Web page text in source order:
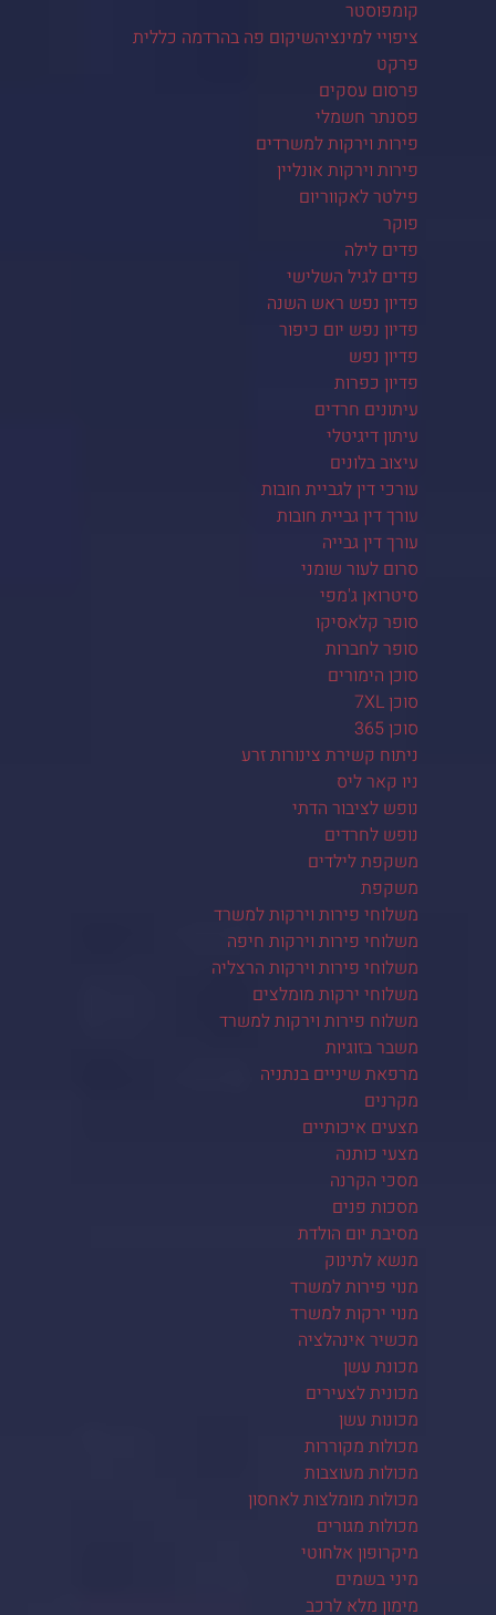
קומפוסטר
ציפויי למינציהשיקום פה בהרדמה כללית
פרקט
פרסום עסקים
פסנתר חשמלי
פירות וירקות למשרדים
פירות וירקות אונליין
פילטר לאקווריום
פוקר
פדים לילה
פדים לגיל השלישי
פדיון נפש ראש השנה
פדיון נפש יום כיפור
פדיון נפש
פדיון כפרות
עיתונים חרדים
עיתון דיגיטלי
עיצוב בלונים
עורכי דין לגביית חובות
עורך דין גביית חובות
עורך דין גבייה
סרום לעור שומני
סיטרואן ג'מפי
סופר קלאסיקו
סופר לחברות
סוכן הימורים
סוכן 7XL
סוכן 365
ניתוח קשירת צינורות זרע
ניו קאר ליס
נופש לציבור הדתי
נופש לחרדים
משקפת לילדים
משקפת
משלוחי פירות וירקות למשרד
משלוחי פירות וירקות חיפה
משלוחי פירות וירקות הרצליה
משלוחי ירקות מומלצים
משלוח פירות וירקות למשרד
משבר בזוגיות
מרפאת שיניים בנתניה
מקרנים
מצעים איכותיים
מצעי כותנה
מסכי הקרנה
מסכות פנים
מסיבת יום הולדת
מנשא לתינוק
מנוי פירות למשרד
מנוי ירקות למשרד
מכשיר אינהלציה
מכונת עשן
מכונית לצעירים
מכונות עשן
מכולות מקוררות
מכולות מעוצבות
מכולות מומלצות לאחסון
מכולות מגורים
מיקרופון אלחוטי
מיני בשמים
מימון מלא לרכב